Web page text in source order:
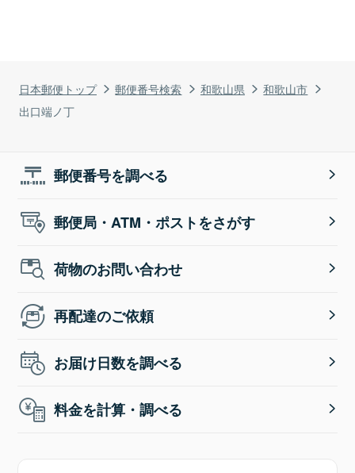
日本郵便トップ 郵便番号検索 和歌山県
和歌山市
出口端ノ丁
郵便番号を調べる
郵便局・ATM・ポストをさがす
荷物のお問い合わせ
再配達のご依頼
お届け日数を調べる
料金を計算・調べる